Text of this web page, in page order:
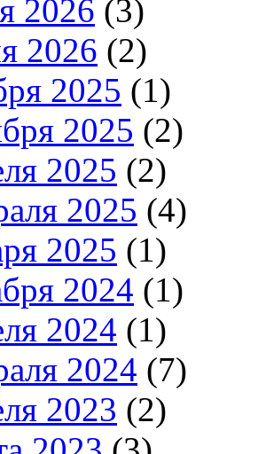
2026 (3)
2026 (2)
2025 (1)
2025 (2)
2025 (2)
2025 (4)
2025 (1)
2024 (1)
2024 (1)
2024 (7)
2023 (2)